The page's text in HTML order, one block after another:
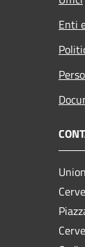
Enti